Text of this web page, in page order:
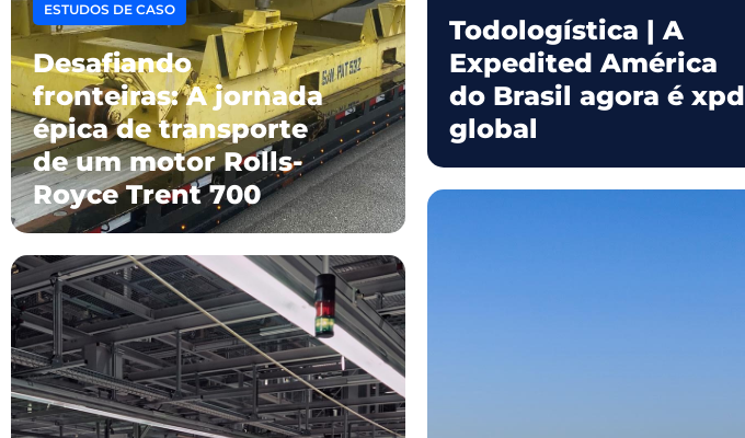
Todologística | A
Expedited América
do Brasil agora é xpd
global
ESTUDOS DE CASO
Desafiando
fronteiras: A jornada
épica de transporte
de um motor Rolls-
Royce Trent 700